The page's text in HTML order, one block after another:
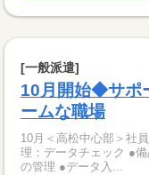
[一般派遣]
10月開始◆サポ
ームな職場
10月＜高松中心部＞社
理：データチェック ●
の管理 ●データ入...